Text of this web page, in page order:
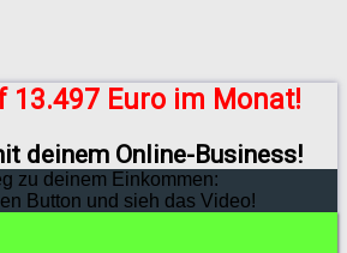
13.497 Euro im Monat!
deinem Online-Business!
zu deinem Einkommen:
Button und sieh das Video!